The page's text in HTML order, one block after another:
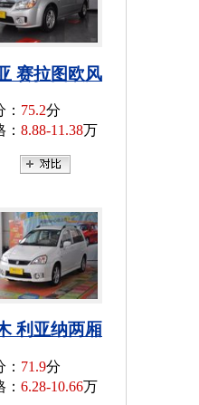
赛拉图欧风
75.2分
8.88-11.38万
利亚纳两厢
71.9分
6.28-10.66万